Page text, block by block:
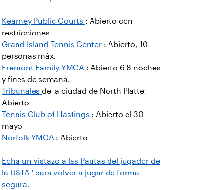
Kearney Public Courts : Abierto con
restricciones.
Grand Island Tennis Center : Abierto, 10
personas máx.
Fremont Family YMCA : Abierto 6 8 noches
y fines de semana.
Tribunales de la ciudad de North Platte:
Abierto
Tennis Club of Hastings : Abierto el 30
mayo
Norfolk YMCA : Abierto
Echa un vistazo a las Pautas del jugador de
la USTA ' para volver a jugar de forma
segura.